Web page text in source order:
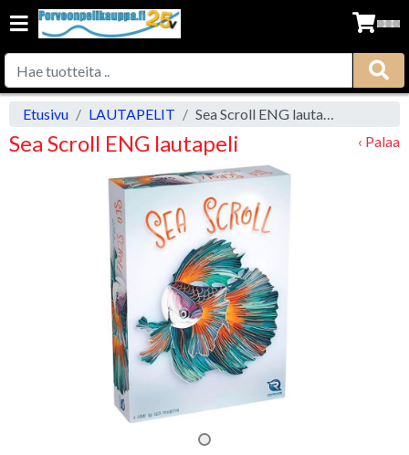
Etusivu LAUTAPELIT Sea Scroll ENG lautapeli
Sea Scroll ENG lautapeli ‹ Palaa